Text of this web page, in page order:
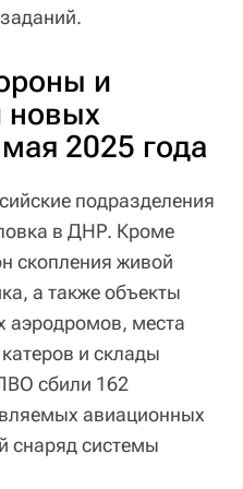
и
новых
2025 года
подразделения
в ДНР. Кроме
скопления живой
а также объекты
аэродромов, места
и склады
сбили 162
авиационных
снаряд системы